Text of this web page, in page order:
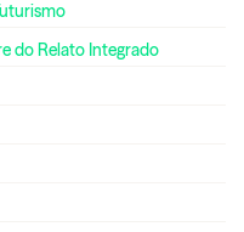
do Relato Integrado